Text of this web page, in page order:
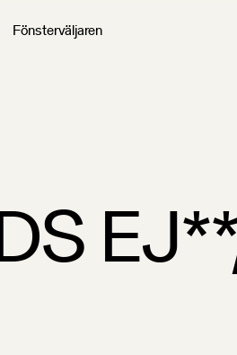
Fönsterväljaren